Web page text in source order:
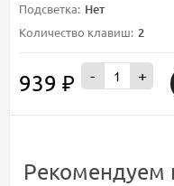
Подсветка: Нет
Количество клавиш: 2
939 ₽ - +
Рекомендуем